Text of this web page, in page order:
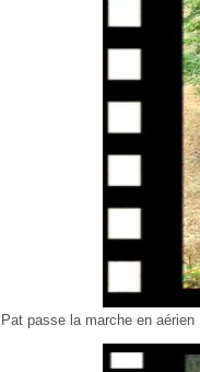
Pat passe la marche en aérien